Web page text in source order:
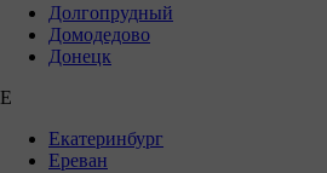
Долгопрудный
Домодедово
Донецк
Е
Екатеринбург
Ереван